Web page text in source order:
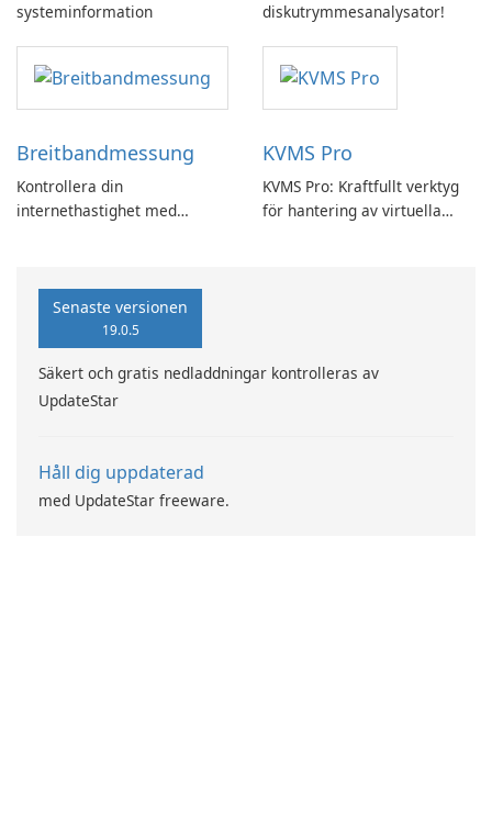
systeminformation
diskutrymmesanalysator!
Breitbandmessung
Kontrollera din
internethastighet med
KVMS Pro
KVMS Pro: Kraftfullt verktyg
för hantering av virtuella
Senaste versionen
19.0.5
Säkert och gratis nedladdningar kontrolleras av
UpdateStar
Håll dig uppdaterad
med UpdateStar freeware.